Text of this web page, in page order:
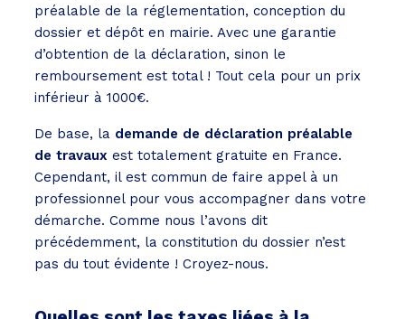
préalable de la réglementation, conception du
dossier et dépôt en mairie. Avec une garantie
d’obtention de la déclaration, sinon le
remboursement est total ! Tout cela pour un prix
inférieur à 1000€.
De base, la demande de déclaration préalable
de travaux est totalement gratuite en France.
Cependant, il est commun de faire appel à un
professionnel pour vous accompagner dans votre
démarche. Comme nous l’avons dit
précédemment, la constitution du dossier n’est
pas du tout évidente ! Croyez-nous.